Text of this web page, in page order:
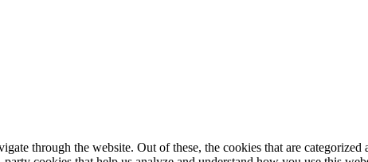
through the website. Out of these, the cookies that are categorized